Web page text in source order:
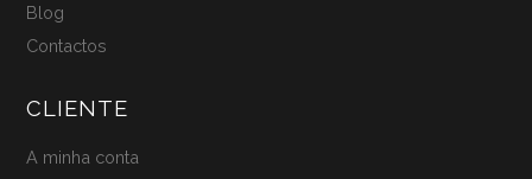
Blog
Contactos
CLIENTE
A minha conta